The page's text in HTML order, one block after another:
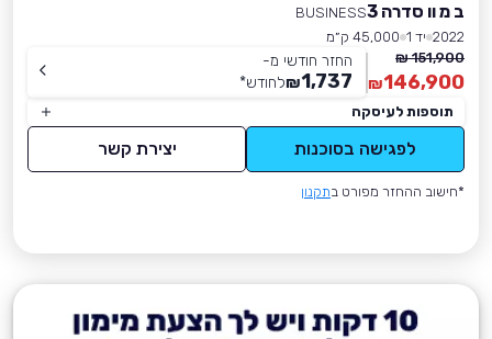
ב מ וו סדרה 3
BUSINESS
2022 יד 1
45,000 ק״מ
151,900 ₪
146,900
₪
החזר חודשי מ-
1,737
₪לחודש*
תוספות לעיסקה
לפגישה בסוכנות יצירת קשר
*חישוב ההחזר מפורט בתקנון